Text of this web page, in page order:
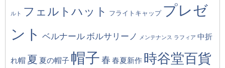
ルト フェルトハット フライトキャップ プレゼ
ント ベルナールボルサリーノ メンテナンス ラフィア 中折
れ帽 夏 夏の帽子 帽子春 春夏新作 時谷堂百貨